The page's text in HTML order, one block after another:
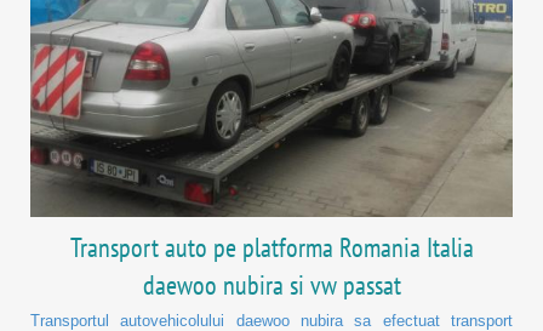
Transport auto pe platforma Romania Italia
daewoo nubira si vw passat
Transportul autovehicolului daewoo nubira sa efectuat transport